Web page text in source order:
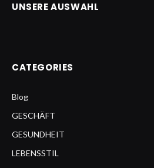
UNSERE AUSWAHL
CATEGORIES
Blog
GESCHÄFT
GESUNDHEIT
LEBENSSTIL